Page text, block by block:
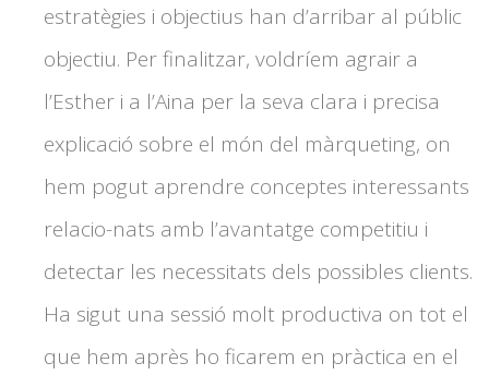
estratègies i objectius han d’arribar al públic
objectiu. Per finalitzar, voldríem agrair a
l’Esther i a l’Aina per la seva clara i precisa
explicació sobre el món del màrqueting, on
hem pogut aprendre conceptes interessants
relacio-nats amb l’avantatge competitiu i
detectar les necessitats dels possibles clients.
Ha sigut una sessió molt productiva on tot el
que hem après ho ficarem en pràctica en el